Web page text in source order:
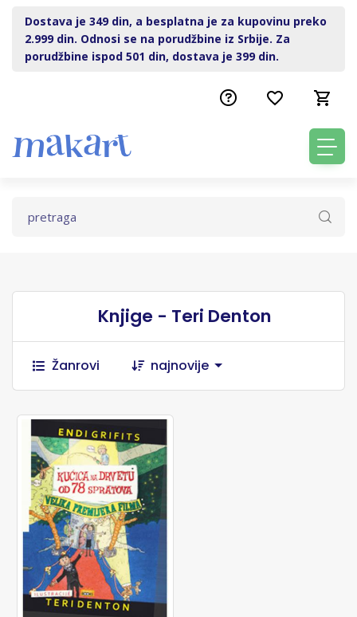
Dostava je 349 din, a besplatna je za kupovinu preko
2.999 din. Odnosi se na porudžbine iz Srbije. Za
porudžbine ispod 501 din, dostava je 399 din.
Knjige - Teri Denton
Žanrovi najnovije